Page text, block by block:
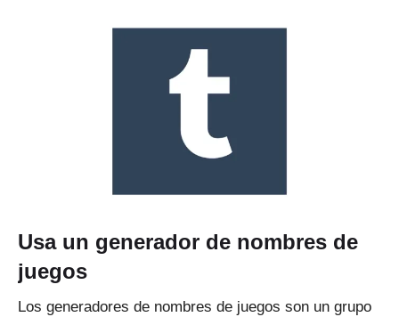
Usa un generador de nombres de
juegos
Los generadores de nombres de juegos son un grupo